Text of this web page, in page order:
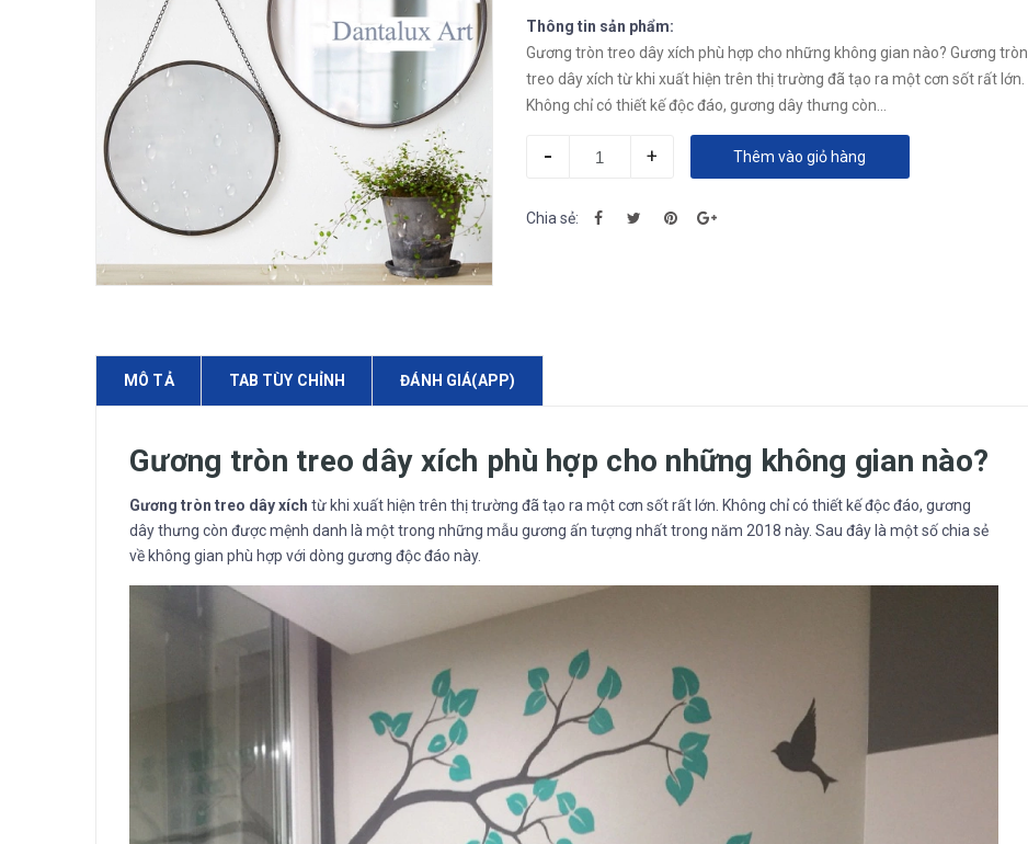
Thông tin sản phẩm:
Gương tròn treo dây xích phù hợp cho những không gian nào? Gương tròn
treo dây xích từ khi xuất hiện trên thị trường đã tạo ra một cơn sốt rất lớn.
Không chỉ có thiết kế độc đáo, gương dây thưng còn...
- + Thêm vào giỏ hàng
Chia sẻ:
MÔ TẢ TAB TÙY CHỈNH ĐÁNH GIÁ(APP)
Gương tròn treo dây xích phù hợp cho những không gian nào?
Gương tròn treo dây xích từ khi xuất hiện trên thị trường đã tạo ra một cơn sốt rất lớn. Không chỉ có thiết kế độc đáo, gương
dây thưng còn được mệnh danh là một trong những mẫu gương ấn tượng nhất trong năm 2018 này. Sau đây là một số chia sẻ
về không gian phù hợp với dòng gương độc đáo này.